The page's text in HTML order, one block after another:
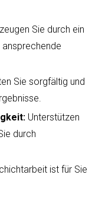
Sie durch ein
Sie sorgfältig und
Unterstützen
durch
ist für Sie